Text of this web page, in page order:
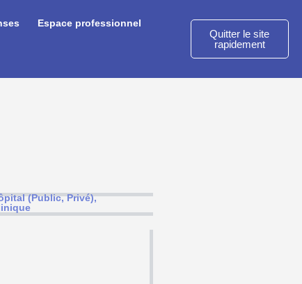
Espace professionnel
Quitter le site
rapidement
(Public, Privé),